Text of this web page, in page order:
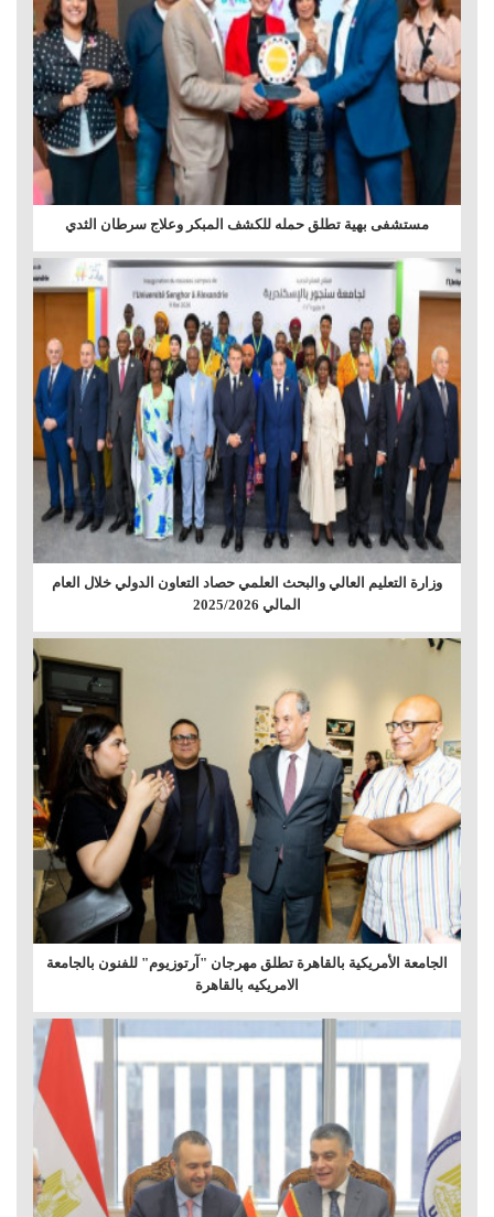
مستشفى بهية تطلق حمله للكشف المبكر وعلاج سرطان الثدي
وزارة التعليم العالي والبحث العلمي حصاد التعاون الدولي خلال العام
المالي 2025/2026
الجامعة الأمريكية بالقاهرة تطلق مهرجان "آرتوزيوم" للفنون بالجامعة
الامريكيه بالقاهرة